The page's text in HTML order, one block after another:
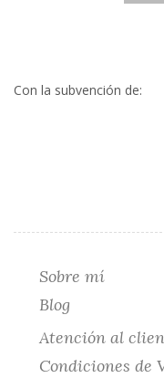
Con la subvención de:
Sobre mí
Blog
Atención al
Condiciones de